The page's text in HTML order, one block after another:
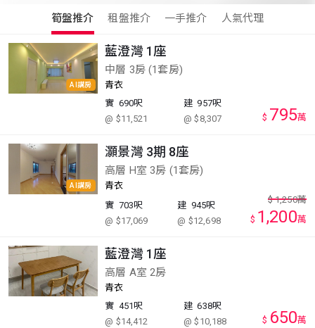
筍盤推介 租盤推介 一手推介 人氣代理
AI講房
藍澄灣 1座
中層 3房 (1套房)
青衣
實 690呎
@ $11,521
建 957呎
@ $8,307
$ 795萬
AI講房
灝景灣 3期 8座
高層 H室 3房 (1套房)
青衣
實 703呎
@ $17,069
建 945呎
@ $12,698
$ 1,250萬
$ 1,200萬
藍澄灣 1座
高層 A室 2房
青衣
實 451呎
@ $14,412
建 638呎
@ $10,188
$ 650萬